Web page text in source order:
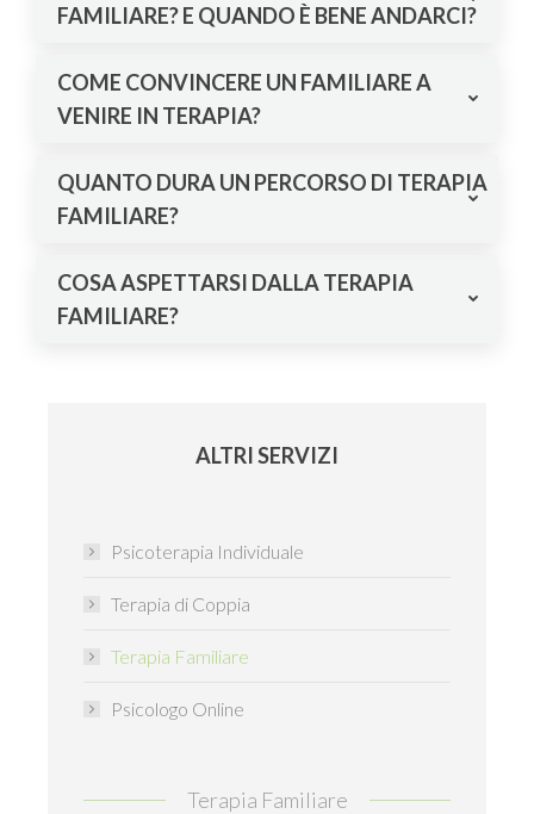
FAMILIARE? E QUANDO È BENE ANDARCI?
COME CONVINCERE UN FAMILIARE A
VENIRE IN TERAPIA?
QUANTO DURA UN PERCORSO DI TERAPIA
FAMILIARE?
COSA ASPETTARSI DALLA TERAPIA
FAMILIARE?
ALTRI SERVIZI
Psicoterapia Individuale
Terapia di Coppia
Terapia Familiare
Psicologo Online
Terapia Familiare